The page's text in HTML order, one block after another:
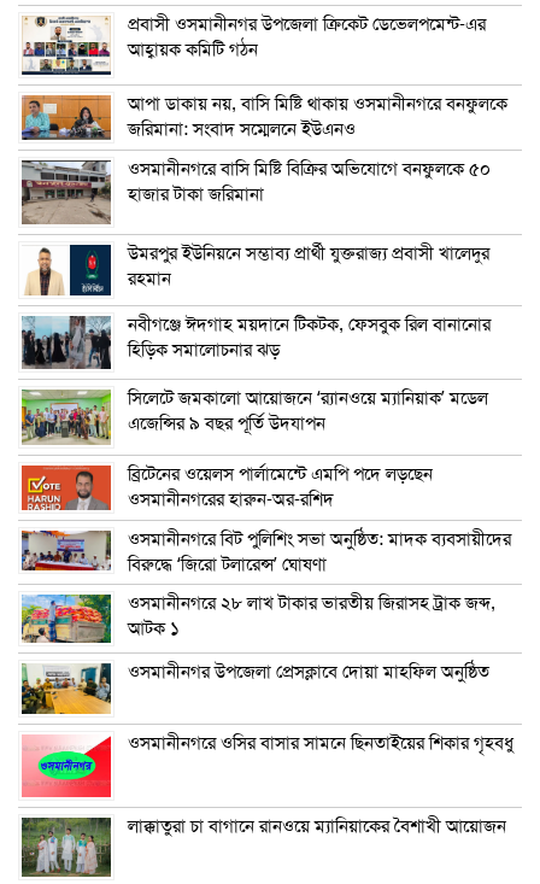
প্রবাসী ওসমানীনগর উপজেলা ক্রিকেট ডেভেলপমেন্ট-এর
আহ্বায়ক কমিটি গঠন
আপা ডাকায় নয়, বাসি মিষ্টি থাকায় ওসমানীনগরে বনফুলকে
জরিমানা: সংবাদ সম্মেলনে ইউএনও
ওসমানীনগরে বাসি মিষ্টি বিক্রির অভিযোগে বনফুলকে ৫০
হাজার টাকা জরিমানা
উমরপুর ইউনিয়নে সম্ভাব্য প্রার্থী যুক্তরাজ্য প্রবাসী খালেদুর
রহমান
নবীগঞ্জে ঈদগাহ ময়দানে টিকটক, ফেসবুক রিল বানানোর
হিড়িক সমালোচনার ঝড়
সিলেটে জমকালো আয়োজনে ‘র‍্যানওয়ে ম্যানিয়াক’ মডেল
এজেন্সির ৯ বছর পূর্তি উদযাপন
ব্রিটেনের ওয়েলস পার্লামেন্টে এমপি পদে লড়ছেন
ওসমানীনগরের হারুন-অর-রশিদ
ওসমানীনগরে বিট পুলিশিং সভা অনুষ্ঠিত: মাদক ব্যবসায়ীদের
বিরুদ্ধে ‘জিরো টলারেন্স’ ঘোষণা
ওসমানীনগরে ২৮ লাখ টাকার ভারতীয় জিরাসহ ট্রাক জব্দ,
আটক ১
ওসমানীনগর উপজেলা প্রেসক্লাবে দোয়া মাহফিল অনুষ্ঠিত
ওসমানীনগরে ওসির বাসার সামনে ছিনতাইয়ের শিকার গৃহবধু
লাক্কাতুরা চা বাগানে রানওয়ে ম্যানিয়াকের বৈশাখী আয়োজন